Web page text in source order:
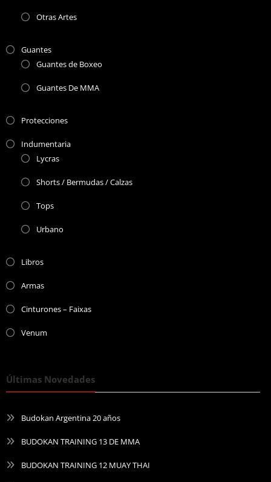
Otras Artes
Guantes
Guantes de Boxeo
Guantes De MMA
Protecciones
Indumentaria
Lycras
Shorts / Bermudas / Calzas
Tops
Urbano
Libros
Armas
Cinturones – Faixas
Venum
Últimas Novedades
Budokan Argentina 20 años
BUDOKAN TRAINING 13 DE MMA
BUDOKAN TRAINING 12 MUAY THAI